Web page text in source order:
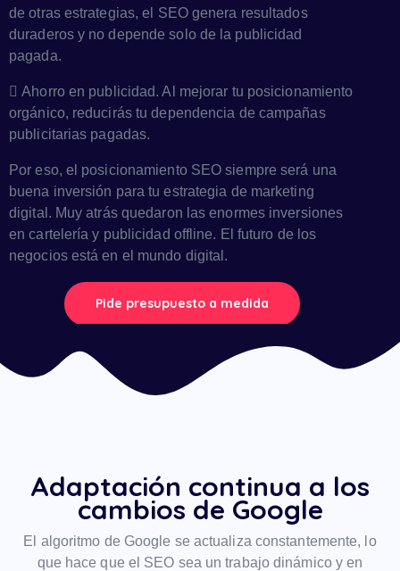
de otras estrategias, el SEO genera resultados
duraderos y no depende solo de la publicidad
pagada.
Ahorro en publicidad. Al mejorar tu posicionamiento
orgánico, reducirás tu dependencia de campañas
publicitarias pagadas.
Por eso, el posicionamiento SEO siempre será una
buena inversión para tu estrategia de marketing
digital. Muy atrás quedaron las enormes inversiones
en cartelería y publicidad offline. El futuro de los
negocios está en el mundo digital.
Pide presupuesto a medida
Adaptación continua a los
cambios de Google
El algoritmo de Google se actualiza constantemente, lo
que hace que el SEO sea un trabajo dinámico y en